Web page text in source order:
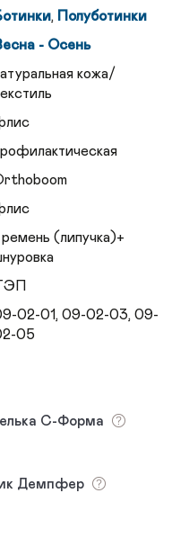
, Полуботинки
- Осень
кожа/
ремень (липучка)+
02-01, 09-02-03, 09-
05
С-Форма
Демпфер